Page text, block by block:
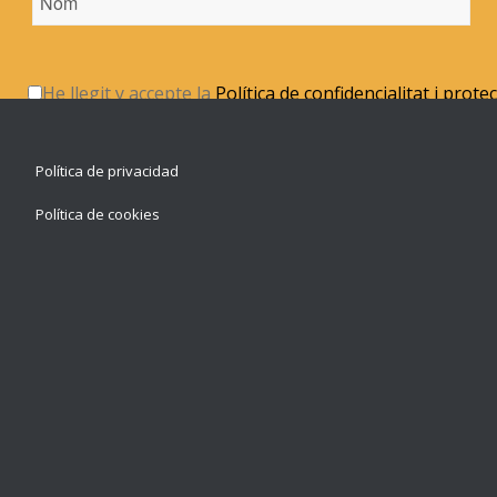
He llegit y accepte laPolítica de confidencialitat i
Política de privacidad
Política de cookies